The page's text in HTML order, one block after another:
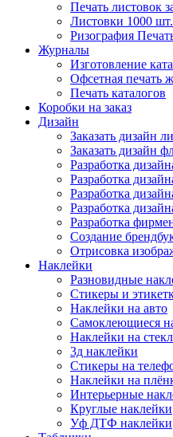
Печать листовок
Листовки 1000
Ризография
Журналы
Изготовление
Офсетная печать
Печать каталогов
Коробки на заказ
Дизайн
Заказать дизайн
Заказать дизайн
Разработка
Разработка
Разработка
Разработка
Разработка
Создание
Отрисовка
Наклейки
Разновидные
Стикеры и
Наклейки на авто
Самоклеющиеся
Наклейки на
3д наклейки
Cтикеры на
Наклейки на
Интерьерные
Круглые наклейки
Уф ДТФ наклейки